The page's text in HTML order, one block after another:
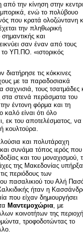
την κίνηση στην
ενώ το πολύβουο
που κρατά ολοζώντανη
την πληθωρική
και
σαν έναν από τους
ΥΠ.ΠΟ. «ιστορικός
τις κόκκινες
με τα παραδοσιακά
σαχνισιά, τους τσατμάδες
στα στενά περάσματα του
έντονη φόρμα και τη
καλό είναι ότι όλο
εκ του αποτελέσματος, να
κουλτούρα.
και πολυτάραχη
συνάμα τόπος ιερός που
και του μοναχισμού,
της Μακεδονίας
περιόδους των
πασαλικιού του Αλή
ήταν η
που είχαν δημιουργήσει
Μαντεμοχώρια, με
κοινοτήτων της
τροφοδοτώντας το